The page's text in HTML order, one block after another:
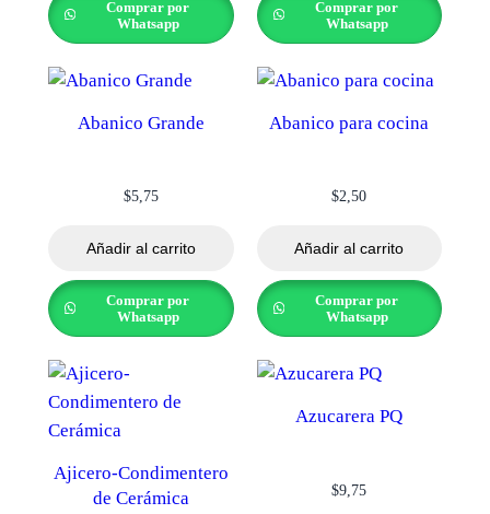
Comprar por
Whatsapp
Comprar por
Whatsapp
Abanico Grande
$5,75
Añadir al carrito
Comprar por
Whatsapp
Abanico para cocina
$2,50
Añadir al carrito
Comprar por
Whatsapp
Ajicero-Condimentero
de Cerámica
Azucarera PQ
$9,75